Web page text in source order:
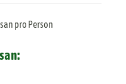
pro Person